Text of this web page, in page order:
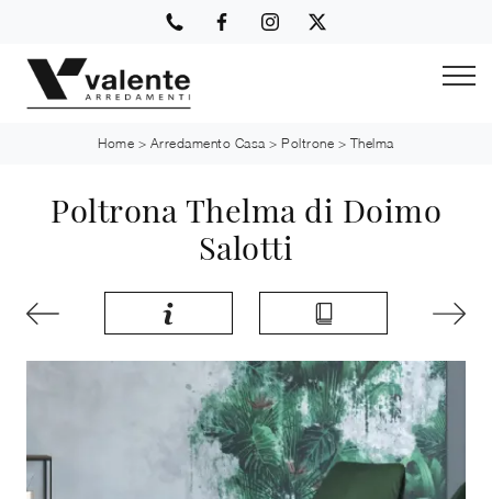
Home > Arredamento Casa >Poltrone > Thelma
Poltrona Thelma di Doimo
Salotti